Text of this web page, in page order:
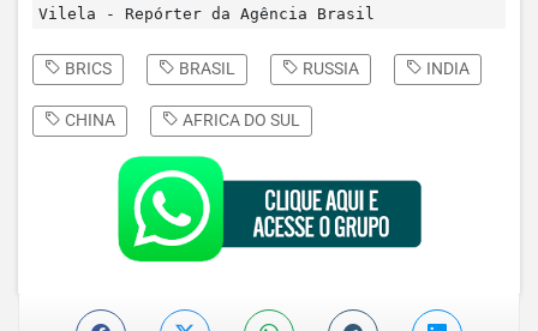
Vilela - Repórter da Agência Brasil
BRICS BRASIL RUSSIA INDIA
CHINA AFRICA DO SUL